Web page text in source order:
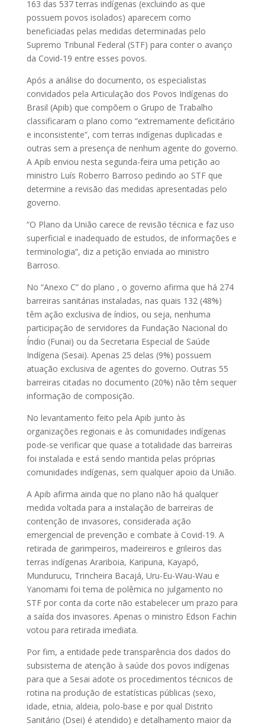
163 das 537 terras indígenas (excluindo as que
possuem povos isolados) aparecem como
beneficiadas pelas medidas determinadas pelo
Supremo Tribunal Federal (STF) para conter o avanço
da Covid-19 entre esses povos.
Após a análise do documento, os especialistas
convidados pela Articulação dos Povos Indígenas do
Brasil (Apib) que compõem o Grupo de Trabalho
classificaram o plano como “extremamente deficitário
e inconsistente”, com terras indígenas duplicadas e
outras sem a presença de nenhum agente do governo.
A Apib enviou nesta segunda-feira uma petição ao
ministro Luís Roberro Barroso pedindo ao STF que
determine a revisão das medidas apresentadas pelo
governo.
“O Plano da União carece de revisão técnica e faz uso
superficial e inadequado de estudos, de informações e
terminologia”, diz a petição enviada ao ministro
Barroso.
No “Anexo C” do plano , o governo afirma que há 274
barreiras sanitárias instaladas, nas quais 132 (48%)
têm ação exclusiva de índios, ou seja, nenhuma
participação de servidores da Fundação Nacional do
Índio (Funai) ou da Secretaria Especial de Saúde
Indígena (Sesai). Apenas 25 delas (9%) possuem
atuação exclusiva de agentes do governo. Outras 55
barreiras citadas no documento (20%) não têm sequer
informação de composição.
No levantamento feito pela Apib junto às
organizações regionais e às comunidades indígenas
pode-se verificar que quase a totalidade das barreiras
foi instalada e está sendo mantida pelas próprias
comunidades indígenas, sem qualquer apoio da União.
A Apib afirma ainda que no plano não há qualquer
medida voltada para a instalação de barreiras de
contenção de invasores, considerada ação
emergencial de prevenção e combate à Covid-19. A
retirada de garimpeiros, madeireiros e grileiros das
terras indígenas Arariboia, Karipuna, Kayapó,
Mundurucu, Trincheira Bacajá, Uru-Eu-Wau-Wau e
Yanomami foi tema de polêmica no julgamento no
STF por conta da corte não estabelecer um prazo para
a saída dos invasores. Apenas o ministro Edson Fachin
votou para retirada imediata.
Por fim, a entidade pede transparência dos dados do
subsistema de atenção à saúde dos povos indígenas
para que a Sesai adote os procedimentos técnicos de
rotina na produção de estatísticas públicas (sexo,
idade, etnia, aldeia, polo-base e por qual Distrito
Sanitário (Dsei) é atendido) e detalhamento maior da